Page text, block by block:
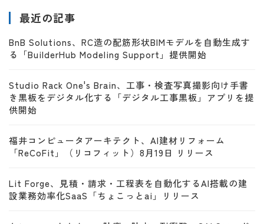
最近の記事
BnB Solutions、RC造の配筋形状BIMモデルを自動生成す
る「BuilderHub Modeling Support」提供開始
Studio Rack One's Brain、工事・検査写真撮影向け手書
き黒板をデジタル化する「デジタル工事黒板」アプリを提
供開始
福井コンピュータアーキテクト、AI建材リフォーム
「ReCoFit」（リコフィット）8月19日 リリース
Lit Forge、見積・請求・工程表を自動化するAI搭載の建
設業務効率化SaaS「ちょこっとai」リリース